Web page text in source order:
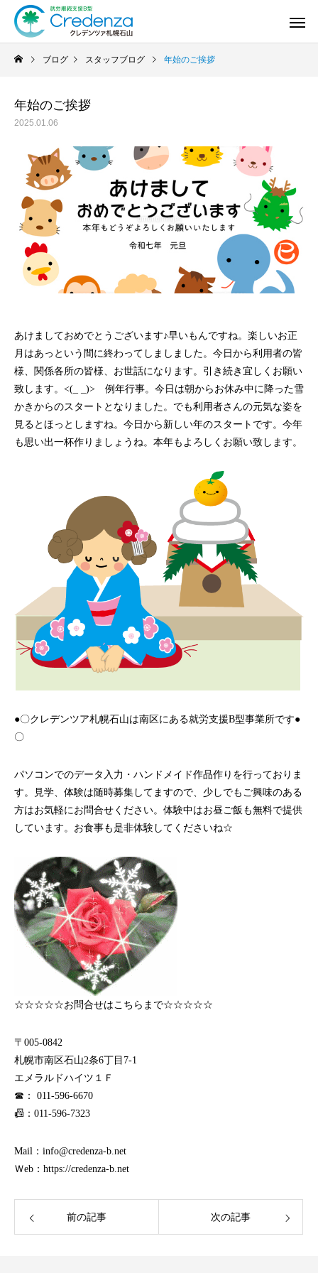
ブログ スタッフブログ 年始のご挨拶
年始のご挨拶
2025.01.06
あけましておめでとうございます♪早いもんですね。楽しいお正
月はあっという間に終わってしましました。今日から利用者の皆
様、関係各所の皆様、お世話になります。引き続き宜しくお願い
致します。<(_ _)> 例年行事。今日は朝からお休み中に降った雪
かきからのスタートとなりました。でも利用者さんの元気な姿を
見るとほっとしますね。今日から新しい年のスタートです。今年
も思い出一杯作りましょうね。本年もよろしくお願い致します。
●〇クレデンツア札幌石山は南区にある就労支援B型事業所です●
〇
パソコンでのデータ入力・ハンドメイド作品作りを行っておりま
す。見学、体験は随時募集してますので、少しでもご興味のある
方はお気軽にお問合せください。体験中はお昼ご飯も無料で提供
しています。お食事も是非体験してくださいね☆
☆☆☆☆☆お問合せはこちらまで☆☆☆☆☆
〒005-0842
札幌市南区石山2条6丁目7-1
エメラルドハイツ１Ｆ
☎： 011-596-6670
📠：011-596-7323
Mail：info@credenza-b.net
Ｗeb：https://credenza-b.net
前の記事 次の記事